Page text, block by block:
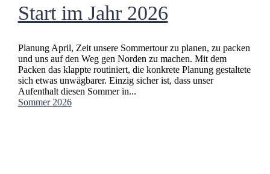
Start im Jahr 2026
Planung April, Zeit unsere Sommertour zu planen, zu packen
und uns auf den Weg gen Norden zu machen. Mit dem
Packen das klappte routiniert, die konkrete Planung gestaltete
sich etwas unwägbarer. Einzig sicher ist, dass unser
Aufenthalt diesen Sommer in...
Sommer 2026